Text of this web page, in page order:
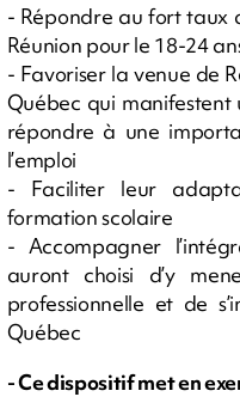
- Répondre au fort taux
Réunion pour le 18-24
- Favoriser la venue de
Québec qui
répondre à une
l’emploi
- Faciliter leur
formation scolaire
- Accompagner
auront choisi d’y
professionnelle et de
Québec
- Ce dispositif met en